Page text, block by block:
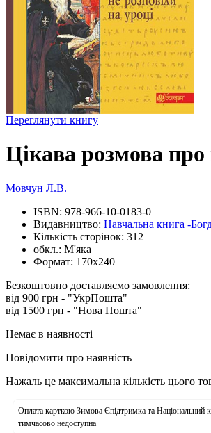
Переглянути книгу
Цікава розмова про
Мовчун Л.В.
ISBN: 978-966-10-0183-0
Видавництво: Навчальна книга -
Кількість сторінок: 312
обкл.: М'яка
Формат: 170х240
Безкоштовно доставляємо замовлення:
від 900 грн - "УкрПошта"
від 1500 грн - "Нова Пошта"
Немає в наявності
Повідомити про наявність
Нажаль це максимальна кількість цього
Оплата карткою Зимова Єпідтримка та Національний
тимчасово недоступна